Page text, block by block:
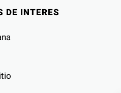
DE INTERES